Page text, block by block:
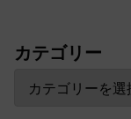
カテゴリー